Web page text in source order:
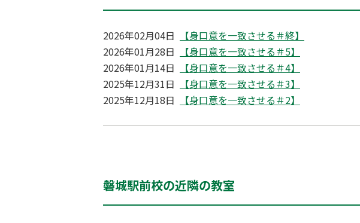
2026年02月04日
【身口意を一致させる＃終】
2026年01月28日
【身口意を一致させる＃5】
2026年01月14日
【身口意を一致させる＃4】
2025年12月31日
【身口意を一致させる＃3】
2025年12月18日
【身口意を一致させる＃2】
磐城駅前校の近隣の教室